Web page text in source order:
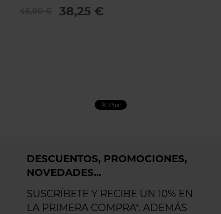
38,25 €
DESCUENTOS, PROMOCIONES,
NOVEDADES...
SUSCRÍBETE Y RECIBE UN 10% EN
LA PRIMERA COMPRA*. ADEMÁS